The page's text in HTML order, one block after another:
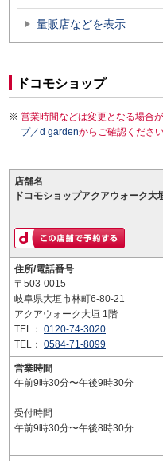
量販店などを表示
ドコモショップ
営業時間などは変更となる場合
プ／d gardenからご確認ください
店舗名
ドコモショップアクアウォーク大
住所/電話番号
〒503-0015
岐阜県大垣市林町6-80-21
アクアウォーク大垣 1階
TEL： 0120-74-3020
TEL： 0584-71-8099
営業時間
午前9時30分〜午後9時30分
受付時間
午前9時30分〜午後8時30分